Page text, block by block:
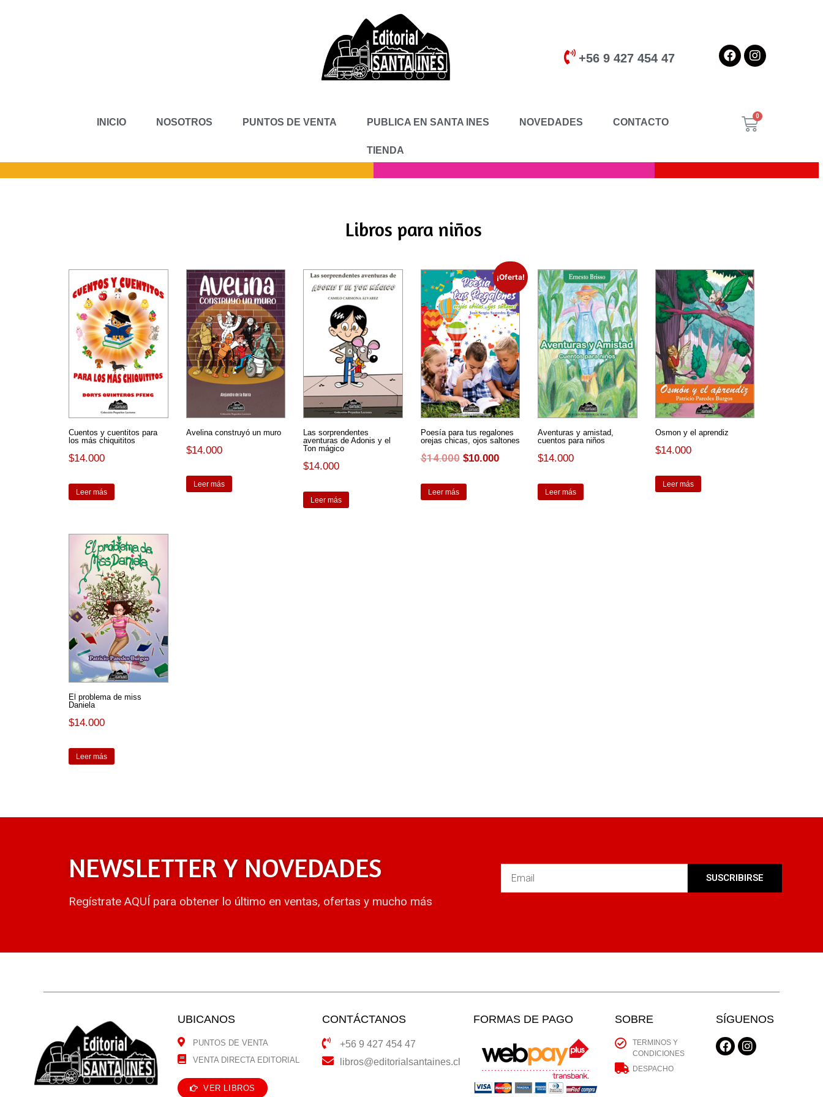
+56 9 427 454 47
INICIO NOSOTROS PUNTOS DE VENTA PUBLICA EN SANTA INES NOVEDADES CONTACTO
TIENDA
Libros para niños
Cuentos y cuentitos para
los más chiquititos
$14.000
Leer más
Avelina construyó un muro
$14.000
Leer más
Las sorprendentes
aventuras de Adonis y el
Ton mágico
$14.000
Leer más
¡Oferta!
Poesía para tus regalones
orejas chicas, ojos saltones
$14.000 $10.000
Leer más
Aventuras y amistad,
cuentos para niños
$14.000
Leer más
Osmon y el aprendiz
$14.000
Leer más
El problema de miss
Daniela
$14.000
Leer más
NEWSLETTER Y NOVEDADES
Regístrate AQUÍ para obtener lo último en ventas, ofertas y mucho más
SUSCRIBIRSE
UBICANOS
PUNTOS DE VENTA
VENTA DIRECTA EDITORIAL
VER LIBROS
CONTÁCTANOS
+56 9 427 454 47
libros@editorialsantaines.cl
FORMAS DE PAGO SOBRE
TERMINOS Y
CONDICIONES
DESPACHO
SÍGUENOS